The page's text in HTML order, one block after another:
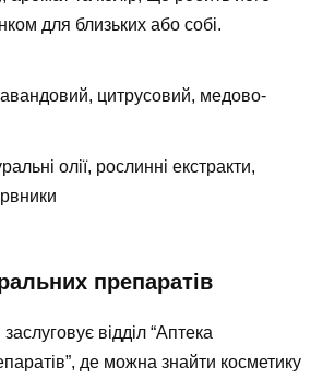
для близьких або собі.
цитрусовий, медово-
олії, рослинні екстракти,
препаратів
відділ “Аптека
де можна знайти косметику